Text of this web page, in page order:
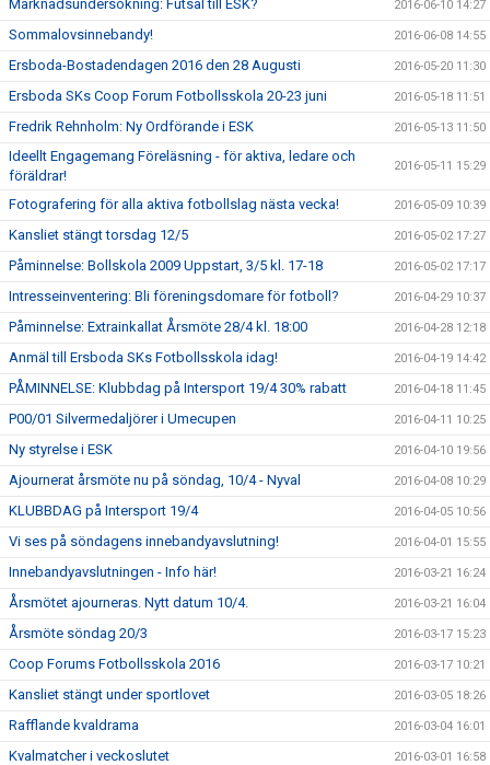
Marknadsundersökning: Futsal till ESK? 2016-06-10 14:27
Sommalovsinnebandy! 2016-06-08 14:55
Ersboda-Bostadendagen 2016 den 28 Augusti 2016-05-20 11:30
Ersboda SKs Coop Forum Fotbollsskola 20-23 juni 2016-05-18 11:51
Fredrik Rehnholm: Ny Ordförande i ESK 2016-05-13 11:50
Ideellt Engagemang Föreläsning - för aktiva, ledare och
föräldrar!
2016-05-11 15:29
Fotografering för alla aktiva fotbollslag nästa vecka! 2016-05-09 10:39
Kansliet stängt torsdag 12/5 2016-05-02 17:27
Påminnelse: Bollskola 2009 Uppstart, 3/5 kl. 17-18 2016-05-02 17:17
Intresseinventering: Bli föreningsdomare för fotboll? 2016-04-29 10:37
Påminnelse: Extrainkallat Årsmöte 28/4 kl. 18:00 2016-04-28 12:18
Anmäl till Ersboda SKs Fotbollsskola idag! 2016-04-19 14:42
PÅMINNELSE: Klubbdag på Intersport 19/4 30% rabatt 2016-04-18 11:45
P00/01 Silvermedaljörer i Umecupen 2016-04-11 10:25
Ny styrelse i ESK 2016-04-10 19:56
Ajournerat årsmöte nu på söndag, 10/4 - Nyval 2016-04-08 10:29
KLUBBDAG på Intersport 19/4 2016-04-05 10:56
Vi ses på söndagens innebandyavslutning! 2016-04-01 15:55
Innebandyavslutningen - Info här! 2016-03-21 16:24
Årsmötet ajourneras. Nytt datum 10/4. 2016-03-21 16:04
Årsmöte söndag 20/3 2016-03-17 15:23
Coop Forums Fotbollsskola 2016 2016-03-17 10:21
Kansliet stängt under sportlovet 2016-03-05 18:26
Rafflande kvaldrama 2016-03-04 16:01
Kvalmatcher i veckoslutet 2016-03-01 16:58